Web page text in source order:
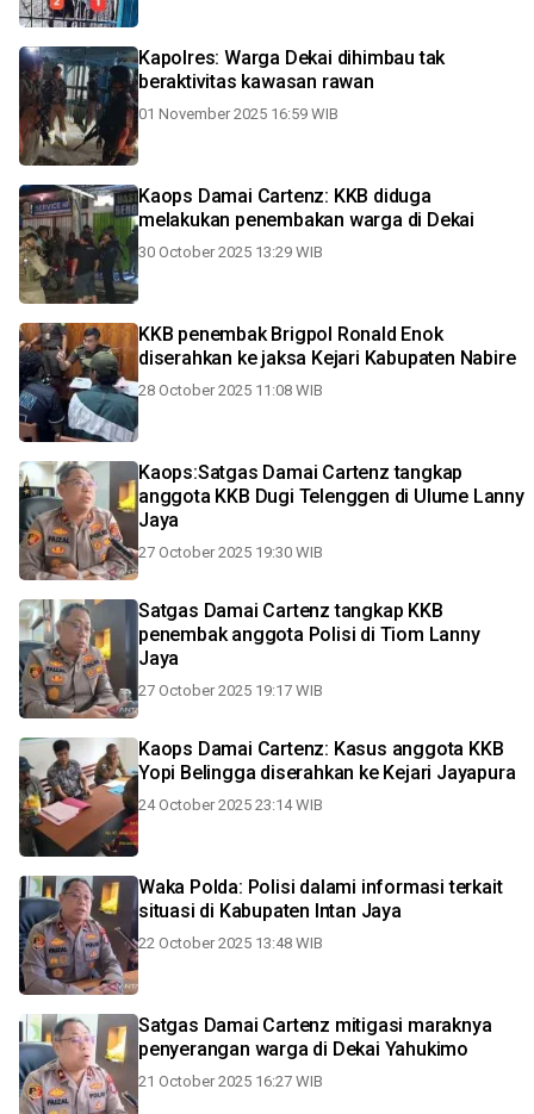
Kapolres: Warga Dekai dihimbau tak
beraktivitas kawasan rawan
01 November 2025 16:59 WIB
Kaops Damai Cartenz: KKB diduga
melakukan penembakan warga di Dekai
30 October 2025 13:29 WIB
KKB penembak Brigpol Ronald Enok
diserahkan ke jaksa Kejari Kabupaten Nabire
28 October 2025 11:08 WIB
Kaops:Satgas Damai Cartenz tangkap
anggota KKB Dugi Telenggen di Ulume Lanny
Jaya
27 October 2025 19:30 WIB
Satgas Damai Cartenz tangkap KKB
penembak anggota Polisi di Tiom Lanny
Jaya
27 October 2025 19:17 WIB
Kaops Damai Cartenz: Kasus anggota KKB
Yopi Belingga diserahkan ke Kejari Jayapura
24 October 2025 23:14 WIB
Waka Polda: Polisi dalami informasi terkait
situasi di Kabupaten Intan Jaya
22 October 2025 13:48 WIB
Satgas Damai Cartenz mitigasi maraknya
penyerangan warga di Dekai Yahukimo
21 October 2025 16:27 WIB